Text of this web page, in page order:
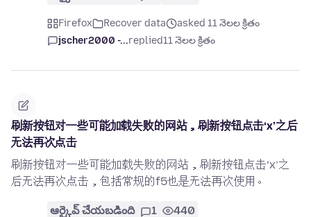
Firefox Recover data
asked 11 నెలల క్రితం
jscher2000 -...replied11 నెలల క్రితం
刷新按钮对一些可能加载失败的网站，刷新按钮点击‘x’之后
无法再次点击
刷新按钮对一些可能加载失败的网站，刷新按钮点击‘x’之
后无法再次点击，包括常规的f5也是无法再次使用。
ఆర్కైవ్ చేయబడింది 1 440